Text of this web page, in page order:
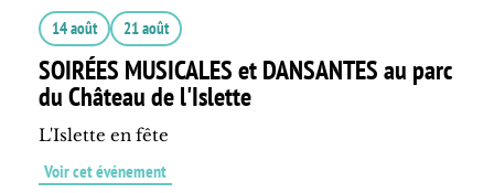
14 août 21 août
SOIRÉES MUSICALES et DANSANTES au parc
du Château de l'Islette
L'Islette en fête
Voir cet événement